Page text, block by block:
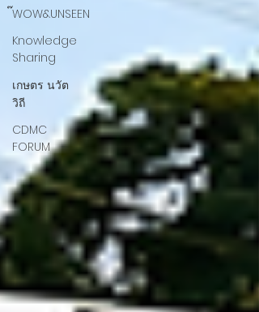
๊WOW&UNSEEN
Knowledge
Sharing
เกษตร นวัต
วิถี
CDMC
FORUM